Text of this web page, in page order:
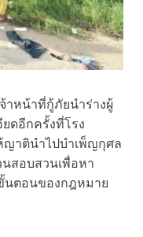
จ้าหน้าที่กู้ภัยนำร่างผู้
ดอีกครั้งที่โรง
าตินำไปบำเพ็ญกุศล
สอบสวนเพื่อหา
นตอนของกฎหมาย